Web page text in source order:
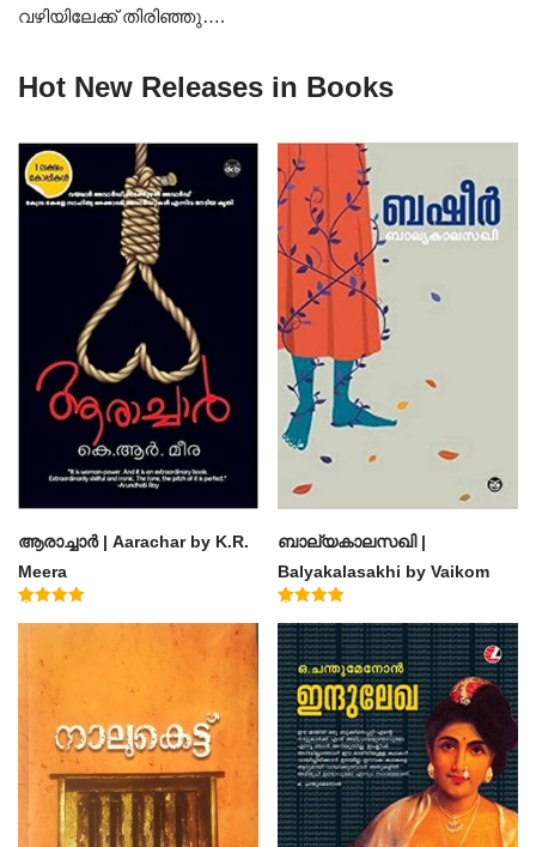
വഴിയിലേക്ക് തിരിഞ്ഞു….
Hot New Releases in Books
ആരാച്ചാര്‍ | Aarachar by K.R.
Meera
ബാല്യകാലസഖി |
Balyakalasakhi by Vaikom
Muhammad Basheer
4.60
out of 5